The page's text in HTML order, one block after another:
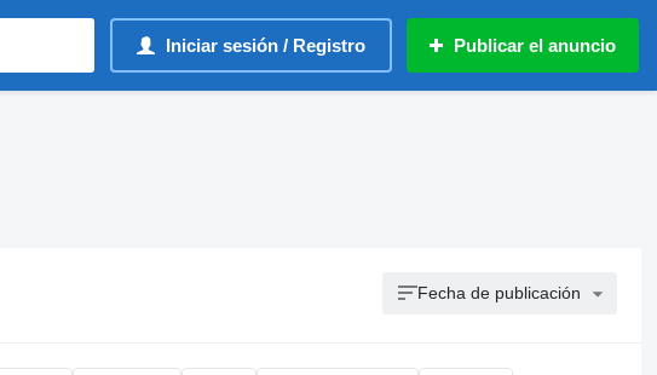
Iniciar sesión / Registro Publicar el anuncio
Fecha de publicación